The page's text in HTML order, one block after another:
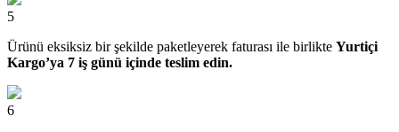
5
Ürünü eksiksiz bir şekilde paketleyerek faturası ile birlikte Yurtiçi
Kargo’ya 7 iş günü içinde teslim edin.
6